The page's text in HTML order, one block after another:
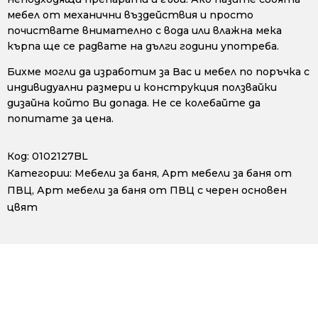
мебел от механични въздействия и просто
почиствате внимателно с вода или влажна мека
кърпа ще се радвате на дълги години употреба.
Бихме могли да изработим за Вас и мебел по поръчка с
индивидуални размери и конструкция ползвайки
дизайна който Ви допада. Не се колебайте да
попитате за цена.
Код: 0102127BL
Категории: Мебели за баня, Арт мебели за баня от
ПВЦ, Арт мебели за баня от ПВЦ с черен основен
цвят